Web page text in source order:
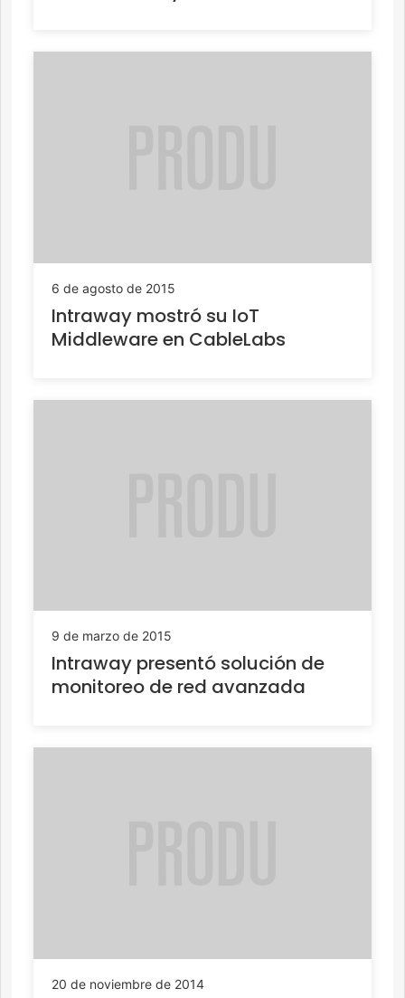
6 de agosto de 2015
Intraway mostró su IoT
Middleware en CableLabs
9 de marzo de 2015
Intraway presentó solución de
monitoreo de red avanzada
20 de noviembre de 2014